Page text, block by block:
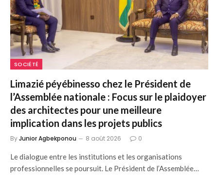
SOCIÉTÉ
Limazié péyébinesso chez le Président de
l’Assemblée nationale : Focus sur le plaidoyer
des architectes pour une meilleure
implication dans les projets publics
ByJunior Agbekponou 8 août 2026 0
Le dialogue entre les institutions et les organisations
professionnelles se poursuit. Le Président de l’Assemblée…